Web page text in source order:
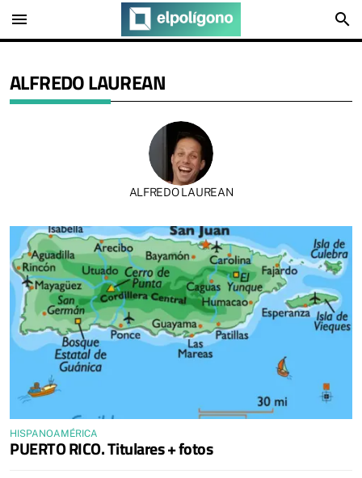
menu search
ALFREDO LAUREAN
ALFREDO LAUREAN
HISPANOAMÉRICA
PUERTO RICO. Titulares + fotos